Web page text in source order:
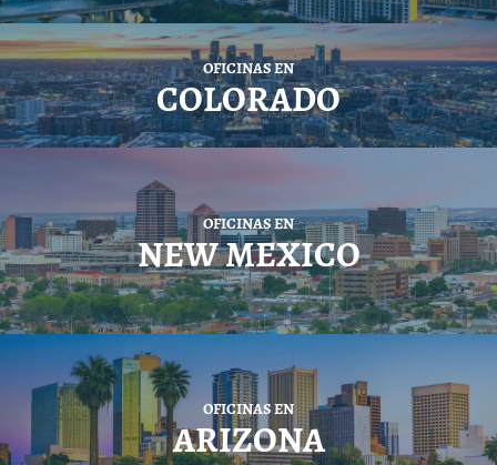
OFICINAS EN
COLORADO
OFICINAS EN
NEW MEXICO
OFICINAS EN
ARIZONA